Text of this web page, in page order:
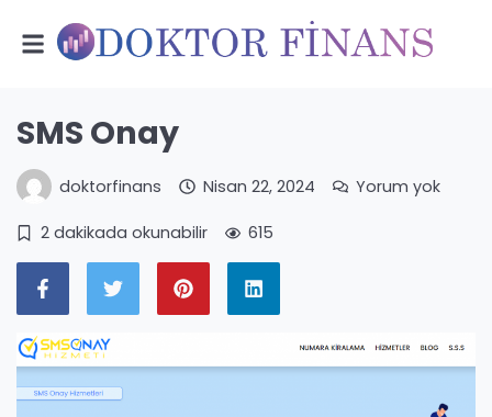
SMS Onay
doktorfinans Nisan 22, 2024 Yorum yok
2 dakikada okunabilir 615